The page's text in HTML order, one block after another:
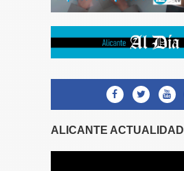
ALICANTE ACTUALIDAD